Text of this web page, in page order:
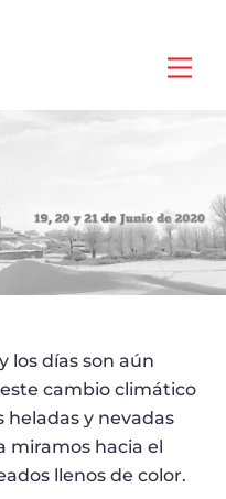
los días son aún
cambio climático
heladas y nevadas
miramos hacia el
llenos de color.